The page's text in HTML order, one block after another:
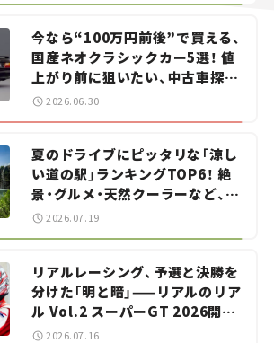
今なら“100万円前後”で買える、
国産ネオクラシックカー5選！ 値
上がり前に狙いたい、中古車探し
をお手伝い――ちょっとイケてるマ
2026.06.30
夏のドライブにピッタリな「涼し
い道の駅」ランキングTOP6！ 絶
景・グルメ・天然クーラーなど、避
暑におすすめのスポットを紹介
【道の駅マニアの推し駅ガイド】
2026.07.19
リアルレーシング、予選と決勝を
分けた「明と暗」——リアルのリア
ル Vol.2 スーパーGT 2026開幕
戦 岡山国際サーキット
2026.07.16